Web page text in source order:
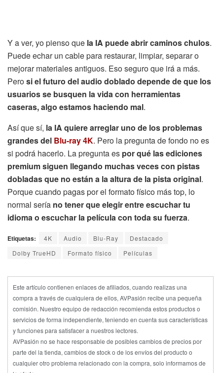
Y a ver, yo pienso que la IA puede abrir caminos chulos.
Puede echar un cable para restaurar, limpiar, separar o
mejorar materiales antiguos. Eso seguro que irá a más.
Perosi el futuro del audio doblado depende de que los
usuarios se busquen la vida con herramientas
caseras, algo estamos haciendo mal.
Así que sí, la IA quiere arreglar uno de los problemas
grandes del Blu-ray 4K. Pero la pregunta de fondo no es
si podrá hacerlo. La pregunta es por qué las ediciones
premium siguen llegando muchas veces con pistas
dobladas que no están a la altura de la pista original.
Porque cuando pagas por el formato físico más top, lo
normal sería no tener que elegir entre escuchar tu
idioma o escuchar la película con toda su fuerza.
Etiquetas: 4K Audio Blu-Ray
Destacado
Dolby TrueHD
Formato físico Películas
Este artículo contienen enlaces de afiliados, cuando realizas una
compra a través de cualquiera de ellos, AVPasión recibe una pequeña
comisión. Nuestro equipo de redacción recomienda estos productos o
servicios de forma independiente, teniendo en cuenta sus características
y funciones para satisfacer a nuestros lectores.
AVPasión no se hace responsable de posibles cambios de precios por
parte del la tienda, cambios de stock o de los envíos del producto o
cualquier otro problema relacionado con la compra, solo informamos de